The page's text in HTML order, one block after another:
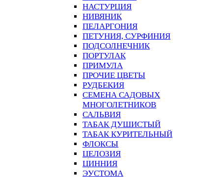
НАСТУРЦИЯ
НИВЯНИК
ПЕЛАРГОНИЯ
ПЕТУНИЯ, СУРФИНИЯ
ПОДСОЛНЕЧНИК
ПОРТУЛАК
ПРИМУЛА
ПРОЧИЕ ЦВЕТЫ
РУДБЕКИЯ
СЕМЕНА САДОВЫХ
МНОГОЛЕТНИКОВ
САЛЬВИЯ
ТАБАК ДУШИСТЫЙ
ТАБАК КУРИТЕЛЬНЫЙ
ФЛОКСЫ
ЦЕЛОЗИЯ
ЦИННИЯ
ЭУСТОМА